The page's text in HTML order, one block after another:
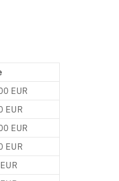
EUR
EUR
EUR
EUR
EUR